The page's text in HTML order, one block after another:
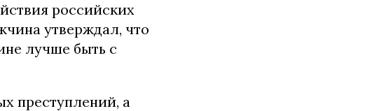
российских
утверждал, что
лучше быть с
преступлений, а